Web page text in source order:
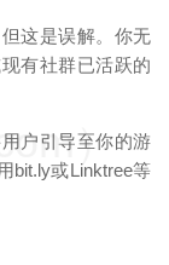
这是误解。你无
有社群已活跃的
户引导至你的游
bit.ly或Linktree等
）